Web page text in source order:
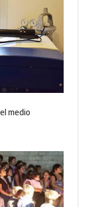
medio